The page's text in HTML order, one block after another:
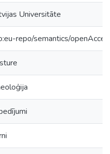
Universitāte
repo/semantics/